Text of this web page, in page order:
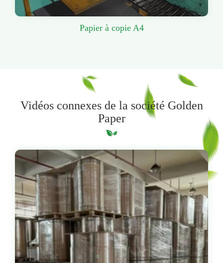
Papier à copie A4
Vidéos connexes de la société Golden
Paper